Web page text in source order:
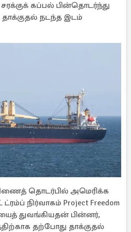
கப்பல் பின்தொடர்ந்து
நடந்த இடம்
தொடர்பில் அமெரிக்க
நிர்வாகம் Project Freedom
துவங்கியதன் பின்னர்,
தற்போது தாக்குதல்